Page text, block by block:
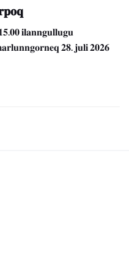
𝐢𝐥𝐚𝐧𝐧𝐠𝐮𝐥𝐥𝐮𝐠𝐮
𝟐𝟖. 𝐣𝐮𝐥𝐢 𝟐𝟎𝟐𝟔